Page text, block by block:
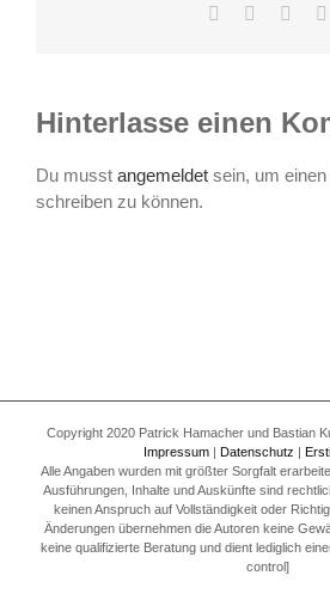
Facebook
Twitter
Hinterlasse einen
Du musst angemeldet sein, um
schreiben zu können.
Copyright 2020 Patrick Hamacher und Bastian
Impressum | Datenschutz |
Alle Angaben wurden mit größter Sorgfalt
Ausführungen, Inhalte und Auskünfte sind
keinen Anspruch auf Vollständigkeit oder
Änderungen übernehmen die Autoren keine
keine qualifizierte Beratung und dient lediglich
control]